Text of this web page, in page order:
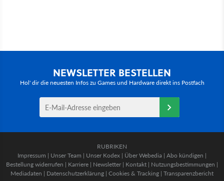
NEWSLETTER BESTELLEN
Hol' dir die neuesten Infos zu Games und Hardware direkt ins Postfach
RUBRIKEN
Impressum | Unser Team | Unser Kodex | Über Webedia | Abo kündigen |
Bestellung widerrufen | Karriere | Newsletter | Kontakt | Nutzungsbestimmungen |
Mediadaten | Datenschutzerklärung | Cookies & Tracking | Transparenzbericht